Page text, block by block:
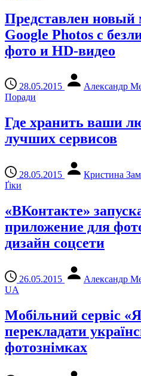
Представлен новый
Google Photos с
фото и HD-видео
28.05.2015
Александр
Поради
Где хранить ваши
лучших сервисов
28.05.2015
Кристина
Ґіки
«ВКонтакте»
приложение для
дизайн соцсети
26.05.2015
Александр
UA
Мобільний сервіс
перекладати
фотознімках